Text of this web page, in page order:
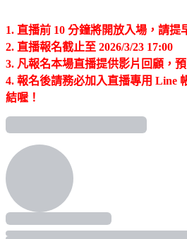
1. 直播前 10 分鐘將開放入場，請提
2. 直播報名截止至 2026/3/23 17:00
3. 凡報名本場直播提供影片回顧，
4. 報名後請務必加入直播專用 Line
結喔！